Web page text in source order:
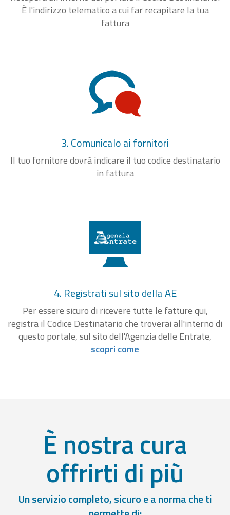
È l'indirizzo telematico a cui far recapitare la tua
fattura
3. Comunicalo ai fornitori
Il tuo fornitore dovrà indicare il tuo codice destinatario
in fattura
4. Registrati sul sito della AE
Per essere sicuro di ricevere tutte le fatture qui,
registra il Codice Destinatario che troverai all'interno di
questo portale, sul sito dell'Agenzia delle Entrate,
scopri come
È nostra cura
offrirti di più
Un servizio completo, sicuro e a norma che ti